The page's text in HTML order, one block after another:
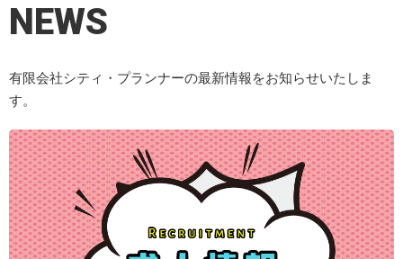
NEWS
有限会社シティ・プランナーの最新情報をお知らせいたしま
す。